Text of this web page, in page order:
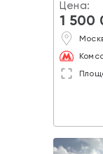
Цена:
1 500